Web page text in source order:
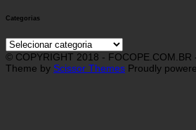
Categorias
Categorias
© COPYRIGHT 2018 - FOCOPE.COM.BR
Theme by Scissor Themes Proudly